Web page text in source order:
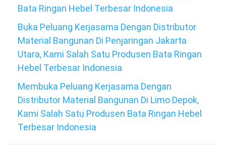
Bata Ringan Hebel Terbesar Indonesia
Buka Peluang Kerjasama Dengan Distributor
Material Bangunan Di Penjaringan Jakarta
Utara, Kami Salah Satu Produsen Bata Ringan
Hebel Terbesar Indonesia
Membuka Peluang Kerjasama Dengan
Distributor Material Bangunan Di Limo Depok,
Kami Salah Satu Produsen Bata Ringan Hebel
Terbesar Indonesia